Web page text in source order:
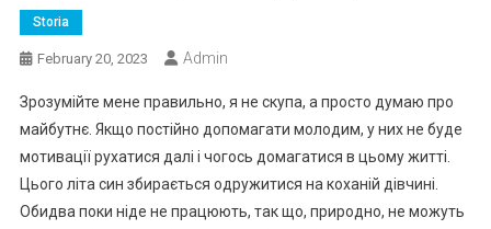
Storia
February 20, 2023 Admin
Зрозумійте мене правильно, я не скупа, а просто думаю про
майбутнє. Якщо постійно допомагати молодим, у них не буде
мотивації рухатися далі і чогось домагатися в цьому житті.
Цього літа син збирається одружитися на коханій дівчині.
Обидва поки ніде не працюють, так що, природно, не можуть